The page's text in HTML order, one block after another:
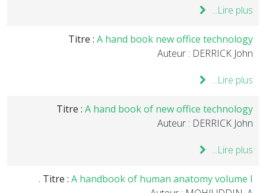
Lire plus...
Titre : A hand book new office technology
Auteur : DERRICK John
Lire plus...
Titre : A hand book of new office technology
Auteur : DERRICK John
Lire plus...
Titre : A handbook of human anatomy volume I .